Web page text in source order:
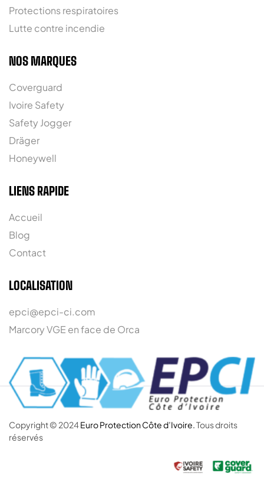
Protections respiratoires
Lutte contre incendie
NOS MARQUES
Coverguard
Ivoire Safety
Safety Jogger
Dräger
Honeywell
LIENS RAPIDE
Accueil
Blog
Contact
LOCALISATION
epci@epci-ci.com
Marcory VGE en face de Orca
Copyright © 2024 Euro Protection Côte d’Ivoire.Tous droits
réservés